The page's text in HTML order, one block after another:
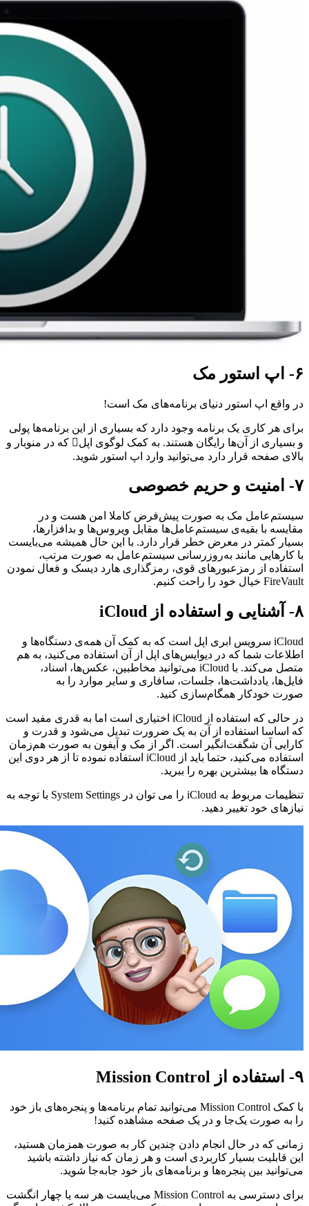
۶- اپ استور مک
در واقع اپ استور دنیای برنامه‌های مک است!
برای هر کاری یک برنامه وجود دارد که بسیاری از این برنامه‌ها پولی
و بسیاری از آن‌ها رایگان هستند. به کمک لوگوی اپل که در منوبار و
بالای صفحه قرار دارد می‌توانید وارد اپ استور شوید.
۷- امنیت و حریم خصوصی
سیستم‌عامل مک به صورت پیش‌فرض کاملا امن هست و در
مقایسه با بقیه‌ی سیستم‌عامل‌ها مقابل ویروس‌ها و بدافزار‌ها،
بسیار کمتر در معرض خطر قرار دارد. با این حال همیشه می‌بایست
با کارهایی مانند به‌روزرسانی سیستم‌عامل به صورت مرتب،
استفاده از رمزعبور‌های قوی، رمزگذاری هارد دیسک و فعال نمودن
FireVault خیال خود را راحت کنیم.
۸- آشنایی و استفاده از iCloud
iCloud سرویس ابری اپل است که به کمک آن همه‌ی دستگاه‌ها و
اطلاعات شما که در دیوایس‌های اپل از آن استفاده می‌کنید، به هم
متصل می‌کند. با iCloud می‌توانید مخاطبین، عکس‌ها، اسناد،
فایل‌ها، یادداشت‌ها، جلسات، سافاری و سایر موارد را به
صورت خودکار همگام‌سازی کنید.
در حالی که استفاده از iCloud اختیاری است اما به قدری مفید است
که اساسا استفاده از آن به یک ضرورت تبدیل می‌شود و قدرت و
کارایی آن شگفت‌انگیر است. اگر از مک و آیفون به صورت هم‌زمان
استفاده می‌کنید، حتما باید از iCloud استفاده نموده تا از هر دوی این
دستگاه ها بیشترین بهره را ببرید.
تنظیمات مربوط به iCloud
را می توان در System Settings با توجه به
نیاز‌های خود تغییر دهید.
۹- استفاده از Mission Control
با کمک Mission Control می‌توانید تمام برنامه‌ها و پنجره‌های باز خود
را به صورت یک‌جا و در یک صفحه مشاهده کنید!
زمانی که در حال انجام دادن چندین کار به صورت همزمان هستید،
این قابلیت بسیار کاربردی‌ است و هر زمان که نیاز داشته باشید
می‌توانید بین پنجره‌ها و برنامه‌های باز خود جا‌به‌جا شوید.
برای دسترسی به Mission Control می‌بایست هر سه یا چهار انگشت